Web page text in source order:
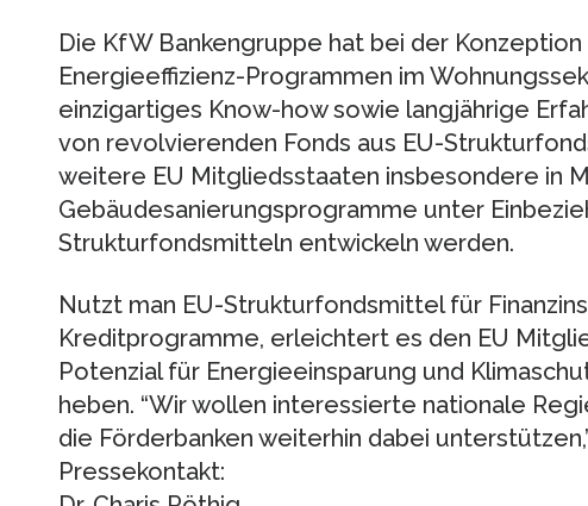
Die KfW Bankengruppe hat bei der
Energieeffizienz-Programmen im
einzigartiges Know-how sowie langjährige
von revolvierenden Fonds aus EU-
weitere EU Mitgliedsstaaten insbesondere in
Gebäudesanierungsprogramme unter
Strukturfondsmitteln entwickeln werden.
Nutzt man EU-Strukturfondsmittel für
Kreditprogramme, erleichtert es den EU
Potenzial für Energieeinsparung und
heben. “Wir wollen interessierte nationale
die Förderbanken weiterhin dabei
Pressekontakt: